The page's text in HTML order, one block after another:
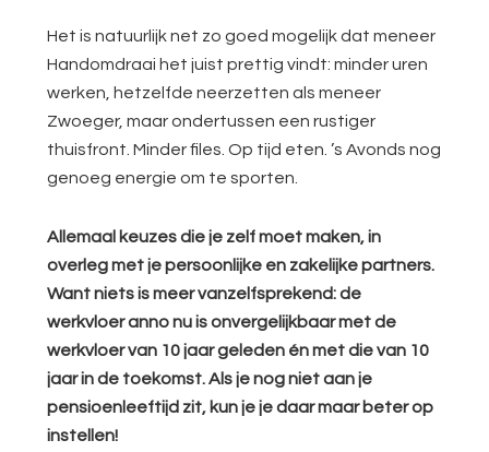
Het is natuurlijk net zo goed mogelijk dat meneer
Handomdraai het juist prettig vindt: minder uren
werken, hetzelfde neerzetten als meneer
Zwoeger, maar ondertussen een rustiger
thuisfront. Minder files. Op tijd eten. ’s Avonds nog
genoeg energie om te sporten.
Allemaal keuzes die je zelf moet maken, in
overleg met je persoonlijke en zakelijke partners.
Want niets is meer vanzelfsprekend: de
werkvloer anno nu is onvergelijkbaar met de
werkvloer van 10 jaar geleden én met die van 10
jaar in de toekomst. Als je nog niet aan je
pensioenleeftijd zit, kun je je daar maar beter op
instellen!